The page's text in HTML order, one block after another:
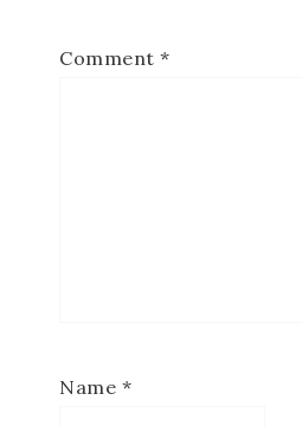
Comment *
Name *